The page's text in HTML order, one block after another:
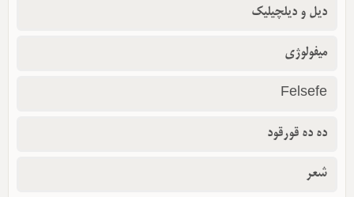
دیل و دیلچیلیک
میفولوژی
Felsefe
ده ده قورقود
شعر